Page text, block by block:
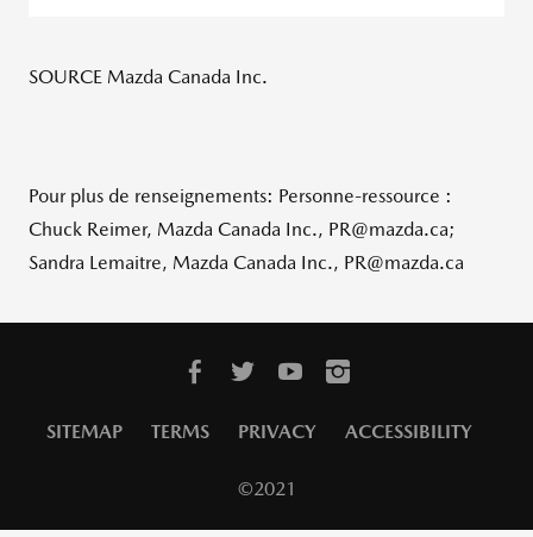
SOURCE Mazda Canada Inc.
Pour plus de renseignements: Personne-ressource :
Chuck Reimer, Mazda Canada Inc., PR@mazda.ca;
Sandra Lemaitre, Mazda Canada Inc., PR@mazda.ca
SITEMAP TERMS PRIVACY ACCESSIBILITY
©2021